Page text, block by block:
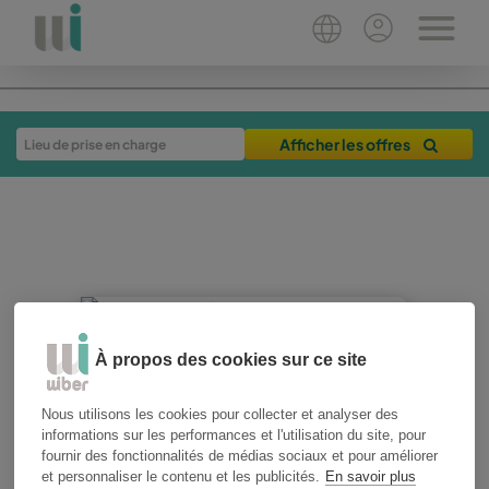
Afficher les offres
conseils de voyage
Vacances à la plage, à
À propos des cookies sur ce site
Nous utilisons les cookies pour collecter et analyser des
informations sur les performances et l'utilisation du site, pour
fournir des fonctionnalités de médias sociaux et pour améliorer
et personnaliser le contenu et les publicités. En savoir plus